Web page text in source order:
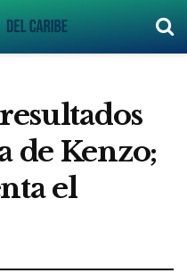
de Kenzo;
el